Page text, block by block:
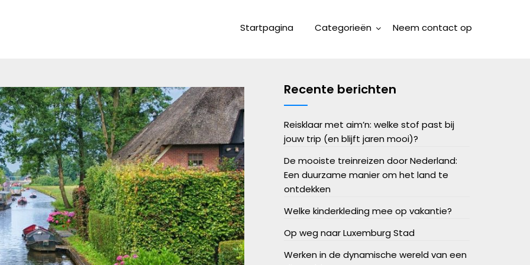
Startpagina Categorieën Neem contact op
Recente berichten
Reisklaar met aim’n: welke stof past bij
jouw trip (en blijft jaren mooi)?
De mooiste treinreizen door Nederland:
Een duurzame manier om het land te
ontdekken
Welke kinderkleding mee op vakantie?
Op weg naar Luxemburg Stad
Werken in de dynamische wereld van een